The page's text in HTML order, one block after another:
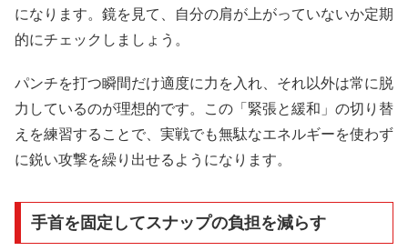
になります。鏡を見て、自分の肩が上がっていないか定期
的にチェックしましょう。
パンチを打つ瞬間だけ適度に力を入れ、それ以外は常に脱
力しているのが理想的です。この「緊張と緩和」の切り替
えを練習することで、実戦でも無駄なエネルギーを使わず
に鋭い攻撃を繰り出せるようになります。
手首を固定してスナップの負担を減らす